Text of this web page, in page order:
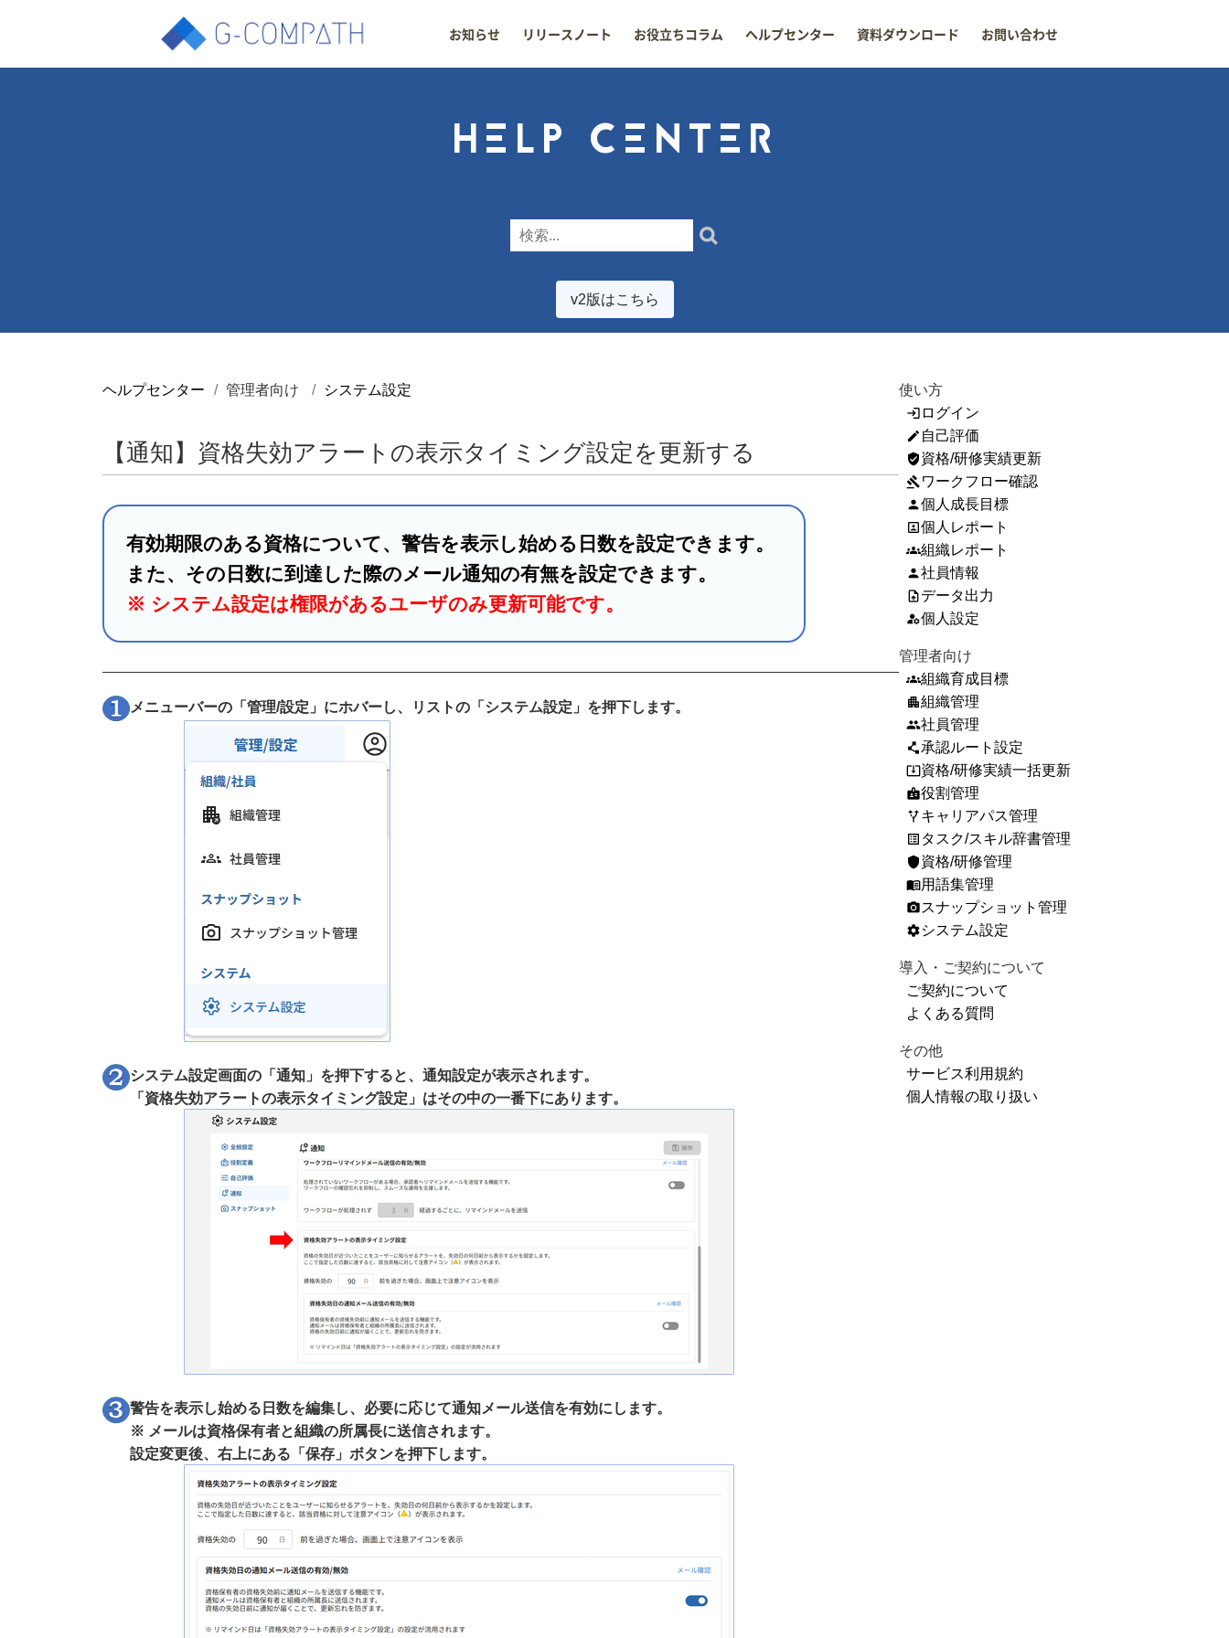
お知らせ リリースノート お役立ちコラム ヘルプセンター 資料ダウンロード お問い合わせ
HELP CENTER
v2版はこちら
ヘルプセンター 管理者向け システム設定
【通知】資格失効アラートの表示タイミング設定を更新する
有効期限のある資格について、警告を表示し始める日数を設定できます。
また、その日数に到達した際のメール通知の有無を設定できます。
※ システム設定は権限があるユーザのみ更新可能です。
メニューバーの「管理/設定」にホバーし、リストの「システム設定」を押下します。
システム設定画面の「通知」を押下すると、通知設定が表示されます。
「資格失効アラートの表示タイミング設定」はその中の一番下にあります。
警告を表示し始める日数を編集し、必要に応じて通知メール送信を有効にします。
※ メールは資格保有者と組織の所属長に送信されます。
設定変更後、右上にある「保存」ボタンを押下します。
使い方
login ログイン
edit 自己評価
verified_user資格/研修実績更新
gavel ワークフロー確認
person個人成長目標
portrait個人レポート
groups組織レポート
person社員情報
upload_fileデータ出力
manage_accounts個人設定
管理者向け
groups組織育成目標
apartment組織管理
people社員管理
polyline承認ルート設定
system_update_alt資格/研修実績一括更新
badge役割管理
alt_routeキャリアパス管理
list_alt タスク/スキル辞書管理
shield資格/研修管理
menu_book用語集管理
photo_cameraスナップショット管理
settingsシステム設定
導入・ご契約について
ご契約について
よくある質問
その他
サービス利用規約
個人情報の取り扱い